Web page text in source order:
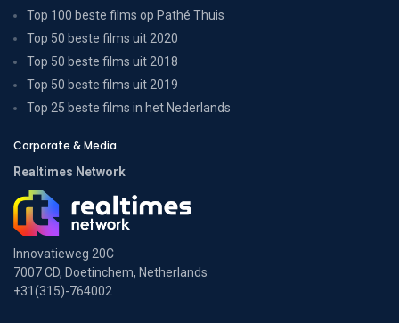
Top 100 beste films op Pathé Thuis
Top 50 beste films uit 2020
Top 50 beste films uit 2018
Top 50 beste films uit 2019
Top 25 beste films in het Nederlands
Corporate & Media
Realtimes Network
Innovatieweg 20C
7007 CD, Doetinchem, Netherlands
+31(315)-764002